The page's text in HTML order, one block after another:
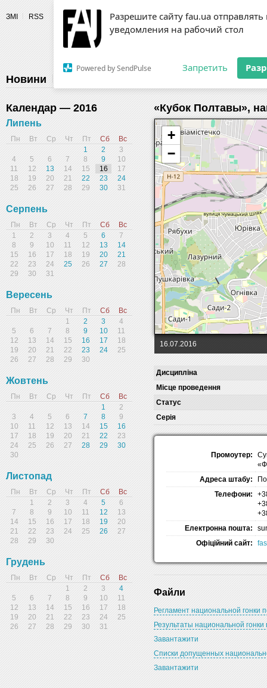
Разрешите сайту fau.ua отправлять
уведомления на рабочий стол
Powered by SendPulse Запретить
ЗМІ RSS
Новини Календар
Календар — 2016
Липень
Пн Вт Ср Чт Пт Сб
Вс
1
2
3
4
5 6 7 8 9
10
11
12 13 14 15 16
17
18
19 20 21 22 23
24
25
26 27 28 29 30 31
Серпень
Пн Вт Ср Чт Пт Сб
Вс
1
2 3 4 5 6
7
8
9 10 11 12 13
14
15
16 17 18 19 20
21
22
23 24 25 26 27
28
29
30 31
Вересень
Пн Вт Ср Чт Пт Сб
Вс
1
2 3
4
5
6 7 8 9 10
11
12
13 14 15 16 17
18
19
20 21 22 23 24
25
26
27 28 29 30
Жовтень
Пн Вт Ср Чт Пт Сб
Вс
1
2
3
4 5 6 7 8
9
10
11 12 13 14 15
16
17
18 19 20 21 22
23
24
25 26 27 28 29
30
30
Листопад
Пн Вт Ср Чт Пт Сб
Вс
1
2 3 4 5
6
7
8 9 10 11 12
13
14
15 16 17 18 19
20
21
22 23 24 25 26
27
28
29 30
Грудень
Пн Вт Ср Чт Пт Сб
Вс
1
2 3
4
5
6 7 8 9 10
11
12
13 14 15 16 17
18
19
20 21 22 23 24
25
26
27 28 29 30 31
«Кубок Полтавы»,
+
−
16.07.2016
Дисципліна
Місце проведення
Статус
Серія
Промоутер:
Адреса штабу:
Телефони:
Електронна пошта:
Офіційний сайт:
Файли
Регламент национальной гонки
Результаты национальной
Завантажити
Списки допущенных
Завантажити